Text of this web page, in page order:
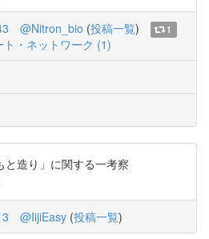
@Nitron_bio (投稿一覧)
1
ト・ネットワーク (1)
造り」に関する一考察
@IijiEasy (投稿一覧)